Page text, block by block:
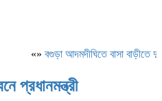
«»বগুড়া আদমদীঘিতে বাসা বাড়ীতে
প্রধানমন্ত্রী